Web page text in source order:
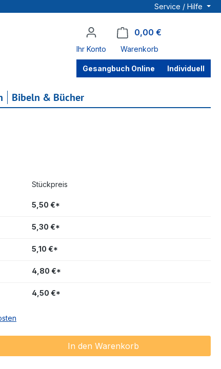
Service / Hilfe
Ihr Konto
0,00 €
Warenkorb
Gesangbuch Online Individuell
Bibeln & Bücher
Stückpreis
5,50 €*
5,30 €*
5,10 €*
4,80 €*
4,50 €*
den gewünschten Wert ein oder
In den Warenkorb